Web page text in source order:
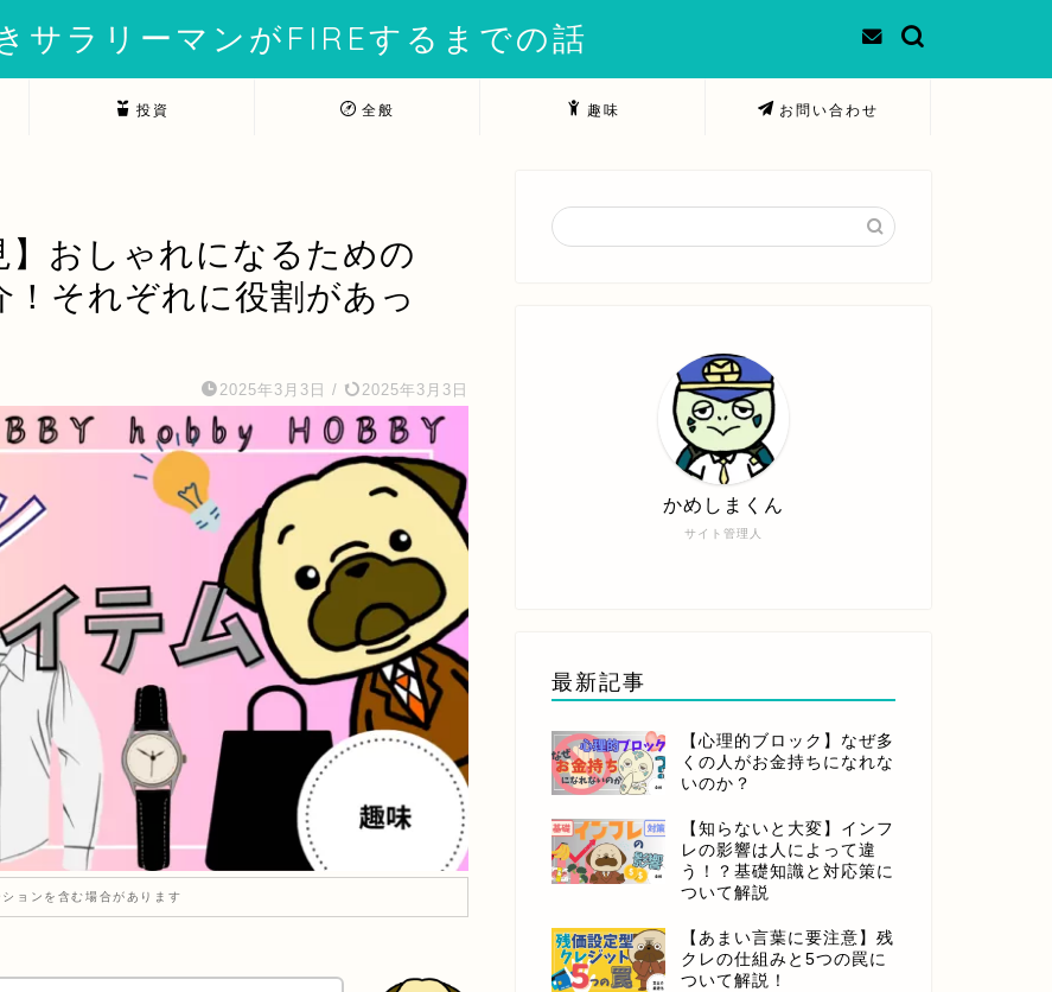
サラリーマンがFIREするまでの話
投資 全般 趣味 お問い合わせ
】おしゃれになるための
！それぞれに役割があっ
2025年3月3日 / 2025年3月3日
ョンを含む場合があります
サイト管理人
かめしまくん
最新記事
【心理的ブロック】なぜ多
くの人がお金持ちになれな
いのか？
【知らないと大変】インフ
レの影響は人によって違
う！？基礎知識と対応策に
ついて解説
【あまい言葉に要注意】残
クレの仕組みと5つの罠に
ついて解説！